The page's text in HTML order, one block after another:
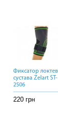
Фиксатор
сустава Zelart ST-
2506
220 грн